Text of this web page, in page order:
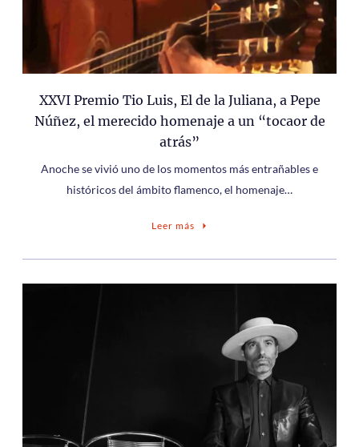
XXVI Premio Tio Luis, El de la Juliana, a Pepe
Núñez, el merecido homenaje a un “tocaor de
atrás”
Anoche se vivió uno de los momentos más entrañables e
históricos del ámbito flamenco, el homenaje…
Leer más